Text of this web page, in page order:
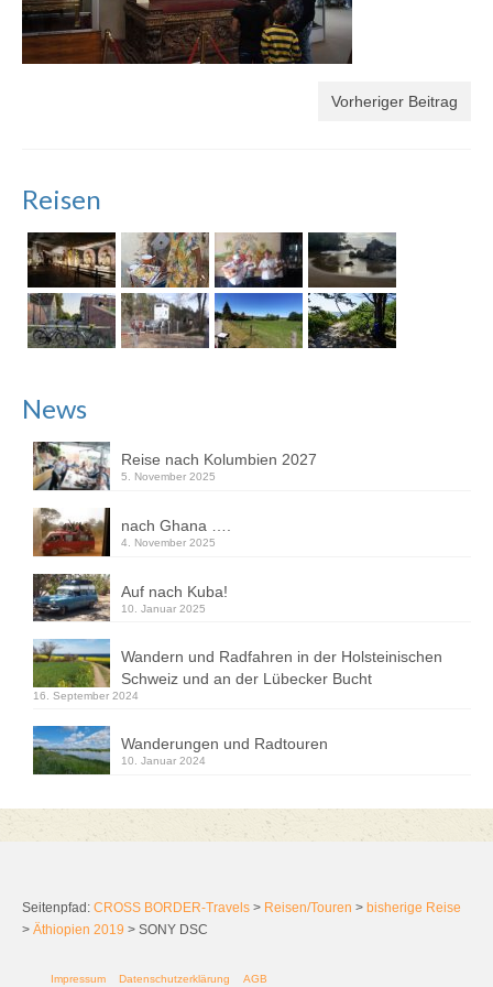
Vorheriger Beitrag
Reisen
News
Reise nach Kolumbien 2027
5. November 2025
nach Ghana ….
4. November 2025
Auf nach Kuba!
10. Januar 2025
Wandern und Radfahren in der Holsteinischen
Schweiz und an der Lübecker Bucht
16. September 2024
Wanderungen und Radtouren
10. Januar 2024
Seitenpfad: CROSS BORDER-Travels > Reisen/Touren > bisherige Reise
> Äthiopien 2019 > SONY DSC
Impressum Datenschutzerklärung AGB